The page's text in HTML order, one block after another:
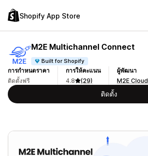
Shopify App Store
M2E Multichannel Connect
Built for Shopify
การกำหนดราคา
ติดตั้งฟรี
การให้คะแนน
4.8
(29)
ผู้พัฒนา
M2E Cloud
ติดตั้ง